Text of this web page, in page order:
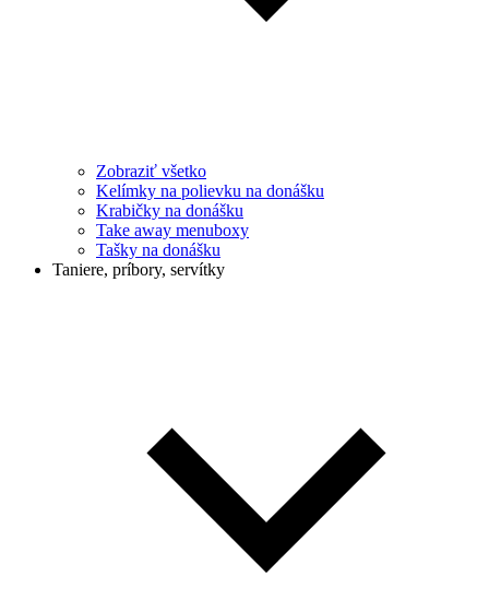
Zobraziť všetko
Kelímky na polievku na donášku
Krabičky na donášku
Take away menuboxy
Tašky na donášku
Taniere, príbory, servítky